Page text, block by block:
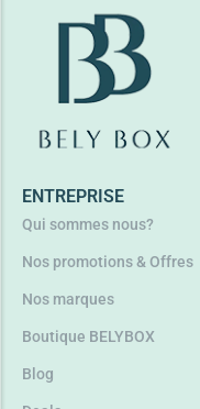
ENTREPRISE
Qui sommes nous?
Nos promotions & Offres
Nos marques
Boutique BELYBOX
Blog